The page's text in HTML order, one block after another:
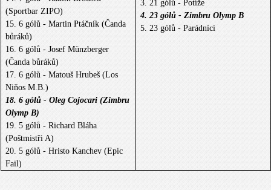
(Sportbar ZIPO)
15. 6 gólů - Martin Ptáčník (Čanda
bůráků)
16. 6 gólů - Josef Münzberger
(Čanda bůráků)
17. 6 gólů - Matouš Hrubeš (Los
Niňos M.B.)
18. 6 gólů - Oleg Cojocari (Zimbru
Olymp B)
19. 5 gólů - Richard Bláha
(Poštmistři A)
20. 5 gólů - Hristo Kanchev (Epic
Fail)
3. 21 gólů - Potíže
4. 23 gólů - Zimbru Olymp B
5. 23 gólů - Parádníci